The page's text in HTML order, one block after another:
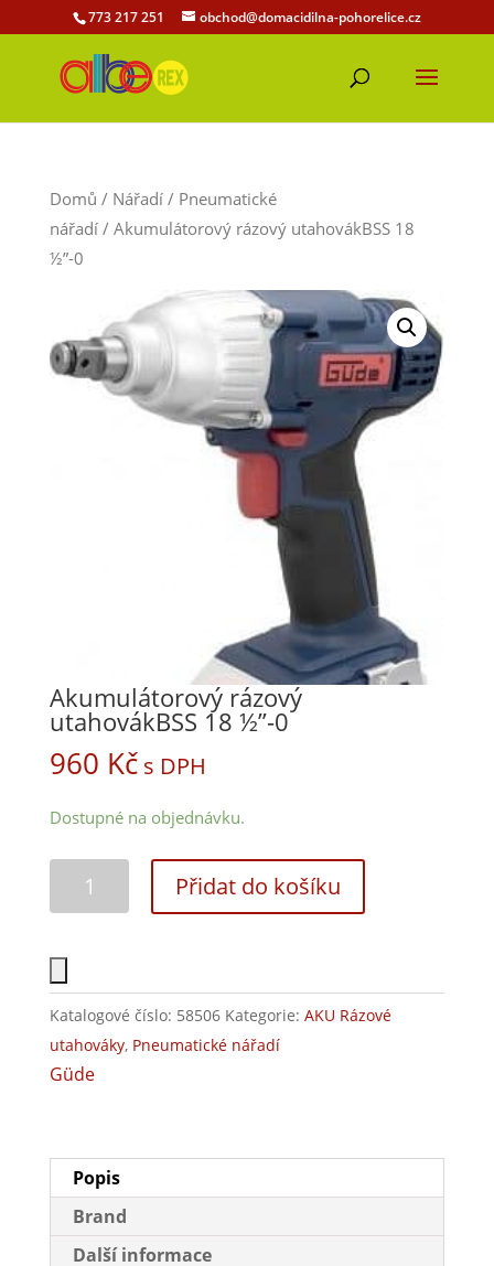
773 217 251 obchod@domacidilna-pohorelice.cz
Domů / Nářadí/ Pneumatické
nářadí/ Akumulátorový rázový utahovákBSS 18
½”-0
Akumulátorový rázový
utahovákBSS 18 ½”-0
960 Kč s DPH
Dostupné na objednávku.
Přidat do košíku
Katalogové číslo: 58506 Kategorie: AKU Rázové
utahováky, Pneumatické nářadí
Güde
Popis
Brand
Další informace